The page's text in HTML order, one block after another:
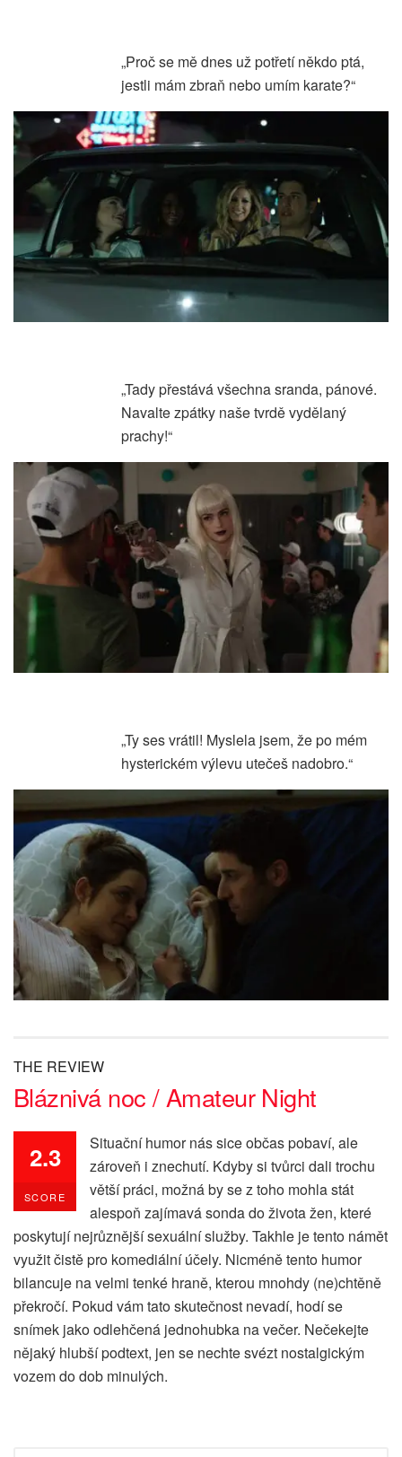
„Proč se mě dnes už potřetí někdo ptá,
jestli mám zbraň nebo umím karate?“
„Tady přestává všechna sranda, pánové.
Navalte zpátky naše tvrdě vydělaný
prachy!“
„Ty ses vrátil! Myslela jsem, že po mém
hysterickém výlevu utečeš nadobro.“
THE REVIEW
Bláznivá noc / Amateur Night
2.3
SCORE
Situační humor nás sice občas pobaví, ale
zároveň i znechutí. Kdyby si tvůrci dali trochu
větší práci, možná by se z toho mohla stát
alespoň zajímavá sonda do života žen, které
poskytují nejrůznější sexuální služby. Takhle je tento námět
využit čistě pro komediální účely. Nicméně tento humor
bilancuje na velmi tenké hraně, kterou mnohdy (ne)chtěně
překročí. Pokud vám tato skutečnost nevadí, hodí se
snímek jako odlehčená jednohubka na večer. Nečekejte
nějaký hlubší podtext, jen se nechte svézt nostalgickým
vozem do dob minulých.